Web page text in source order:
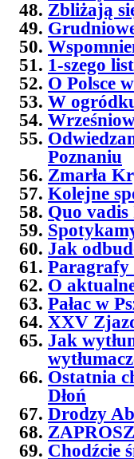
Zbliżają
1-szego
O Polsce
W
Poznaniu
Zmarła
Kolejne
Quo vadis
Jak
Paragrafy
O
Pałac w
XXV
Jak
Ostatnia
Dłoń
Drodzy
Chodźcie